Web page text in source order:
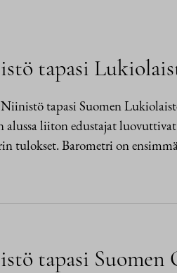
tapasi
tapasi Suomen
alussa liiton edustajat
tulokset. Barometri on
tapasi Suomen